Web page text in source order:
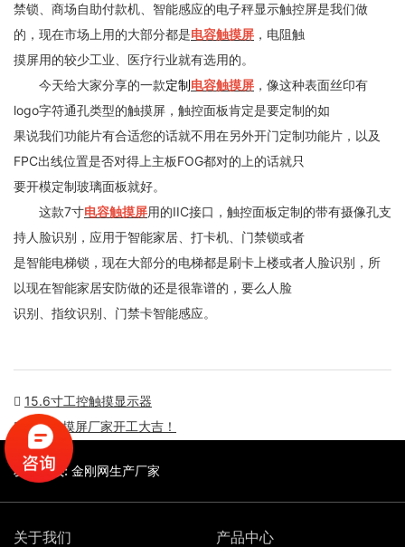
禁锁、商场自助付款机、智能感应的电子秤显示触控屏是我们做
的，现在市场上用的大部分都是电容触摸屏 ，电阻触
摸屏用的较少工业、医疗行业就有选用的。
今天给大家分享的一款定制电容触摸屏 ，像这种表面丝印有
logo字符通孔类型的触摸屏，触控面板肯定是要定制的如
果说我们功能片有合适您的话就不用在另外开门定制功能片，以及
FPC出线位置是否对得上主板FOG都对的上的话就只
要开模定制玻璃面板就好。
这款7寸电容触摸屏用的IIC接口，触控面板定制的带有摄像孔支
持人脸识别，应用于智能家居、打卡机、门禁锁或者
是智能电梯锁，现在大部分的电梯都是刷卡上楼或者人脸识别，所
以现在智能家居安防做的还是很靠谱的，要么人脸
识别、指纹识别、门禁卡智能感应。
15.6寸工控触摸显示器
赛林触摸屏厂家开工大吉！
友情链接: 金刚网生产厂家
关于我们 产品中心